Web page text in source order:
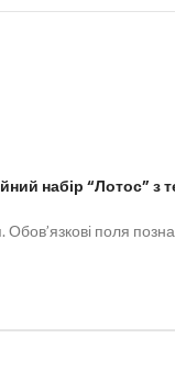
набір “Лотос” з
Обов’язкові поля